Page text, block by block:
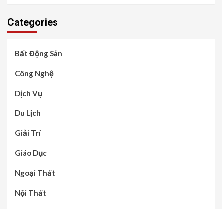
Categories
Bất Động Sản
Công Nghệ
Dịch Vụ
Du Lịch
Giải Trí
Giáo Dục
Ngoại Thất
Nội Thất